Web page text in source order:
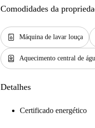
Comodidades da
dishwasher_gen Máquina de lavar louça
water_heater Aquecimento central de
Detalhes
Certificado energético